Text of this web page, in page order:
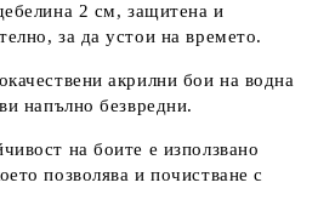
2 см, защитена и
за да устои на времето.
акрилни бои на водна
напълно безвредни.
на боите е използвано
позволява и почистване с